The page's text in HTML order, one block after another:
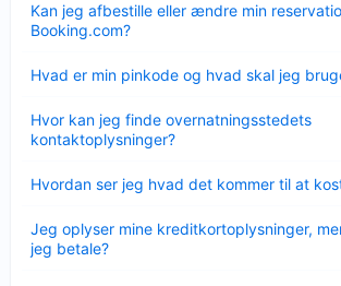
Kan jeg afbestille eller ændre min
Booking.com?
Hvad er min pinkode og hvad skal jeg
Hvor kan jeg finde overnatningsstedets
kontaktoplysninger?
Hvordan ser jeg hvad det kommer til at
Jeg oplyser mine kreditkortoplysninger,
jeg betale?